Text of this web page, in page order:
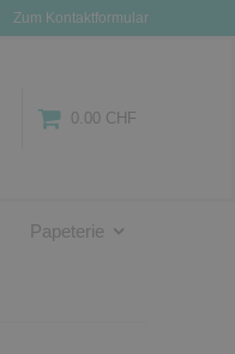
Zum Kontaktformular
0.00 CHF
Papeterie